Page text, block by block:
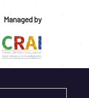
Managed by